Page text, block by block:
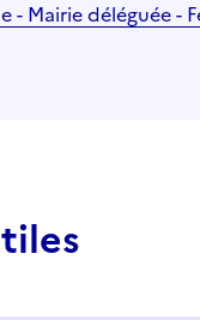
- Mairie déléguée -